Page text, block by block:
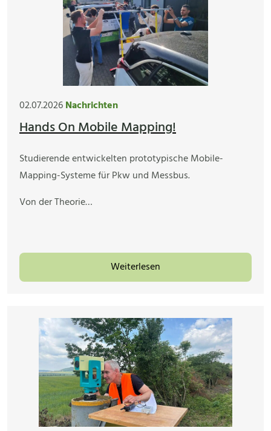
02.07.2026Nachrichten
Hands On Mobile Mapping!
Studierende entwickelten prototypische Mobile-
Mapping-Systeme für Pkw und Messbus.
Von der Theorie…
Weiterlesen